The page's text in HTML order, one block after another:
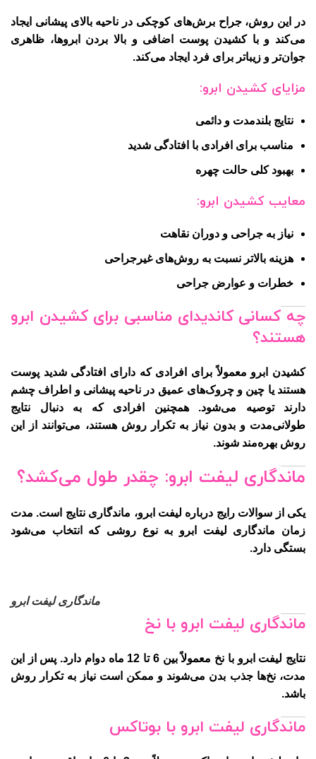
در این روش، جراح برش‌های کوچکی در ناحیه بالای پیشانی ایجاد
می‌کند و با کشیدن پوست اضافی و بالا بردن ابروها، ظاهری
جوان‌تر و زیباتر برای فرد ایجاد می‌کند.
مزایای کشیدن ابرو:
نتایج بلندمدت و دائمی
مناسب برای افرادی با افتادگی شدید
بهبود کلی حالت چهره
معایب کشیدن ابرو:
نیاز به جراحی و دوران نقاهت
هزینه بالاتر نسبت به روش‌های غیرجراحی
خطرات و عوارض جراحی
چه کسانی کاندیدای مناسبی برای کشیدن ابرو
هستند؟
کشیدن ابرو معمولاً برای افرادی که دارای افتادگی شدید پوست
هستند یا چین و چروک‌های عمیق در ناحیه پیشانی و اطراف چشم
دارند توصیه می‌شود. همچنین افرادی که به دنبال نتایج
طولانی‌مدت و بدون نیاز به تکرار روش هستند، می‌توانند از این
روش بهره‌مند شوند.
ماندگاری لیفت ابرو: چقدر طول می‌کشد؟
یکی از سوالات رایج درباره لیفت ابرو، ماندگاری نتایج است. مدت
زمان ماندگاری لیفت ابرو به نوع روشی که انتخاب می‌شود
بستگی دارد.
ماندگاری لیفت ابرو
ماندگاری لیفت ابرو با نخ
نتایج لیفت ابرو با نخ معمولاً بین 6 تا 12 ماه دوام دارد. پس از این
مدت، نخ‌ها جذب بدن می‌شوند و ممکن است نیاز به تکرار روش
باشد.
ماندگاری لیفت ابرو با بوتاکس